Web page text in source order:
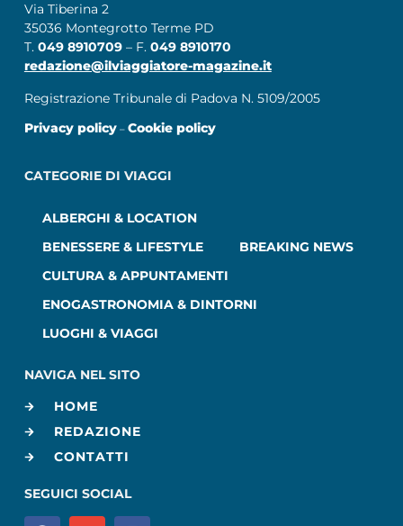
Via Tiberina 2
35036 Montegrotto Terme PD
T. 049 8910709 – F. 049 8910170
redazione@ilviaggiatore-magazine.it
Registrazione Tribunale di Padova N. 5109/2005
Privacy policy– Cookie policy
CATEGORIE DI VIAGGI
ALBERGHI & LOCATION
BENESSERE & LIFESTYLE
BREAKING NEWS
CULTURA & APPUNTAMENTI
ENOGASTRONOMIA & DINTORNI
LUOGHI & VIAGGI
NAVIGA NEL SITO
HOME
REDAZIONE
CONTATTI
SEGUICI SOCIAL